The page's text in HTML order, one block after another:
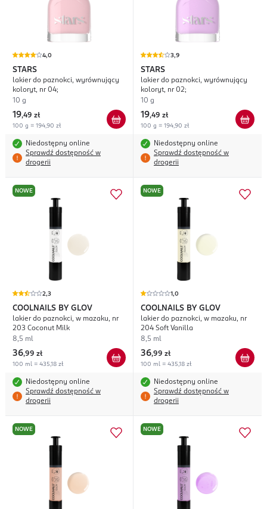
4,0
STARS
lakier do paznokci, wyrównujący
koloryt, nr 04;
10 g
19,49 zł
100 g = 194,90 zł
Niedostępny online
Sprawdź dostępność w
drogerii
3,9
STARS
lakier do paznokci, wyrównujący
koloryt, nr 02;
10 g
19,49 zł
100 g = 194,90 zł
Niedostępny online
Sprawdź dostępność w
drogerii
NOWE
2,3
COOLNAILS BY GLOV
lakier do paznokci, w mazaku, nr
203 Coconut Milk
8,5 ml
36,99 zł
100 ml = 435,18 zł
Niedostępny online
Sprawdź dostępność w
drogerii
NOWE
1,0
COOLNAILS BY GLOV
lakier do paznokci, w mazaku, nr
204 Soft Vanilla
8,5 ml
36,99 zł
100 ml = 435,18 zł
Niedostępny online
Sprawdź dostępność w
drogerii
NOWE NOWE